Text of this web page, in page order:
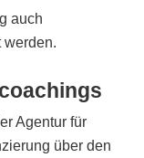
auch
werden.
Agentur für
über den